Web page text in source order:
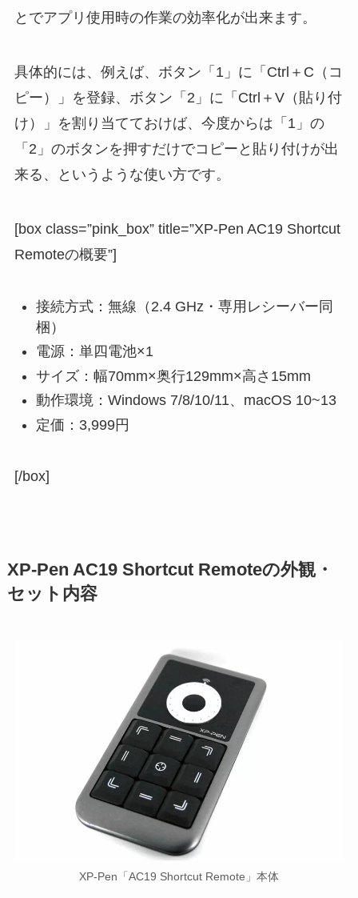
とでアプリ使用時の作業の効率化が出来ます。
具体的には、例えば、ボタン「1」に「Ctrl＋C（コ
ピー）」を登録、ボタン「2」に「Ctrl＋V（貼り付
け）」を割り当てておけば、今度からは「1」の
「2」のボタンを押すだけでコピーと貼り付けが出
来る、というような使い方です。
[box class=”pink_box” title=”XP-Pen AC19 Shortcut
Remoteの概要”]
接続方式：無線（2.4 GHz・専用レシーバー同
梱）
電源：単四電池×1
サイズ：幅70mm×奥行129mm×高さ15mm
動作環境：Windows 7/8/10/11、macOS 10~13
定価：3,999円
[/box]
XP-Pen AC19 Shortcut Remoteの外観・
セット内容
XP-Pen「AC19 Shortcut Remote」本体